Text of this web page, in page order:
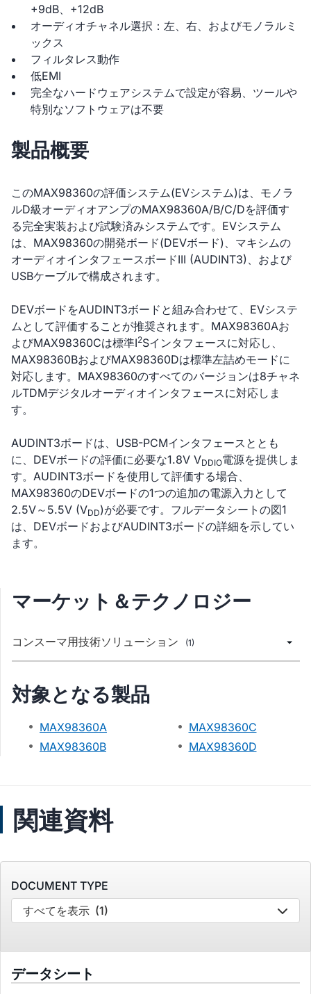
+9dB、+12dB
オーディオチャネル選択：左、右、およびモノラルミ
ックス
フィルタレス動作
低EMI
完全なハードウェアシステムで設定が容易、ツールや
特別なソフトウェアは不要
製品概要
このMAX98360の評価システム(EVシステム)は、モノラ
ルD級オーディオアンプのMAX98360A/B/C/Dを評価す
る完全実装および試験済みシステムです。EVシステム
は、MAX98360の開発ボード(DEVボード)、マキシムの
オーディオインタフェースボードIII (AUDINT3)、および
USBケーブルで構成されます。
DEVボードをAUDINT3ボードと組み合わせて、EVシステ
ムとして評価することが推奨されます。MAX98360Aお
よびMAX98360Cは標準I2Sインタフェースに対応し、
MAX98360BおよびMAX98360Dは標準左詰めモードに
対応します。MAX98360のすべてのバージョンは8チャネ
ルTDMデジタルオーディオインタフェースに対応しま
す。
AUDINT3ボードは、USB-PCMインタフェースととも
に、DEVボードの評価に必要な1.8V VDDIO電源を提供しま
す。AUDINT3ボードを使用して評価する場合、
MAX98360のDEVボードの1つの追加の電源入力として
2.5V～5.5V (VDD)が必要です。フルデータシートの図1
は、DEVボードおよびAUDINT3ボードの詳細を示してい
ます。
マーケット＆テクノロジー
コンスーマ用技術ソリューション (1)
対象となる製品
MAX98360A
MAX98360B
MAX98360C
MAX98360D
関連資料
DOCUMENT TYPE
すべてを表示 (1)
データシート